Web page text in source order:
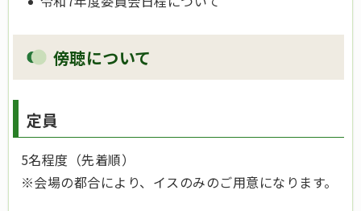
傍聴について
定員
5名程度（先着順）
※会場の都合により、イスのみのご用意になります。